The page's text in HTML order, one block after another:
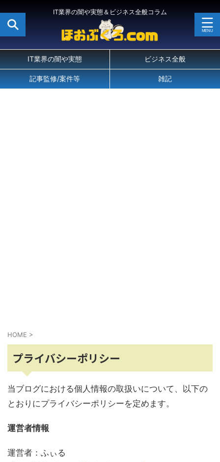
IT業界の闇や実態＆ビジネス全般コラム
IT業界の闇や実態 ビジネス全般
記事監修/案件等 雑記
HOME >
プライバシーポリシー
当ブログにおける個人情報の取扱いについて、以下の
とおりにプライバシーポリシーを定めます。
運営者情報
運営者：ふぃる